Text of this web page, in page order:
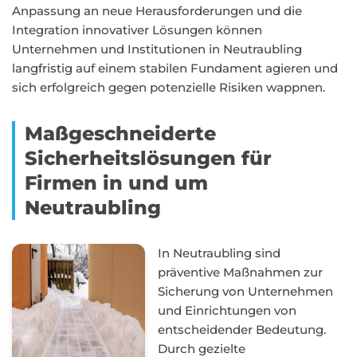
Anpassung an neue Herausforderungen und die
Integration innovativer Lösungen können
Unternehmen und Institutionen in Neutraubling
langfristig auf einem stabilen Fundament agieren und
sich erfolgreich gegen potenzielle Risiken wappnen.
Maßgeschneiderte
Sicherheitslösungen für
Firmen in und um
Neutraubling
In Neutraubling sind
präventive Maßnahmen zur
Sicherung von Unternehmen
und Einrichtungen von
entscheidender Bedeutung.
Durch gezielte